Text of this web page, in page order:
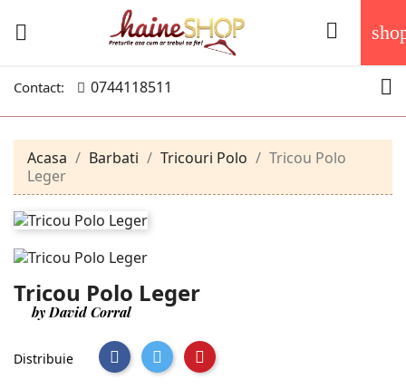
 
Contact: 0744118511 
Acasa Barbati Tricouri Polo
Tricou Polo
Leger
Tricou Polo Leger
by David Corral
Distribuie